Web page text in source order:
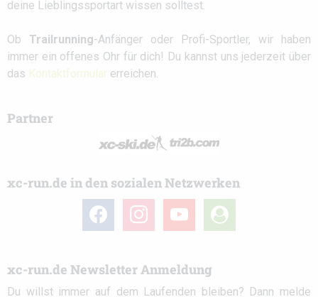
deine Lieblingssportart wissen solltest.
Ob Trailrunning-Anfänger oder Profi-Sportler, wir haben
immer ein offenes Ohr für dich! Du kannst uns jederzeit über
das Kontaktformular erreichen.
Partner
xc-run.de in den sozialen Netzwerken
facebook instagramyoutube
user-
circle
xc-run.de Newsletter Anmeldung
Du willst immer auf dem Laufenden bleiben? Dann melde